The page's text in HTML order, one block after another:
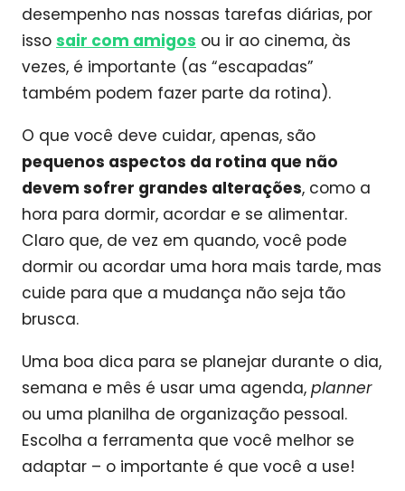
desempenho nas nossas tarefas diárias, por
isso sair com amigos ou ir ao cinema, às
vezes, é importante (as “escapadas”
também podem fazer parte da rotina).
O que você deve cuidar, apenas, são
pequenos aspectos da rotina que não
devem sofrer grandes alterações, como a
hora para dormir, acordar e se alimentar.
Claro que, de vez em quando, você pode
dormir ou acordar uma hora mais tarde, mas
cuide para que a mudança não seja tão
brusca.
Uma boa dica para se planejar durante o dia,
semana e mês é usar uma agenda, planner
ou uma planilha de organização pessoal.
Escolha a ferramenta que você melhor se
adaptar – o importante é que você a use!